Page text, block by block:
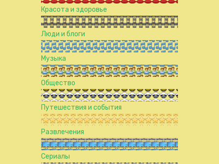
Красота и здоровье
Люди и блоги
Музыка
Общество
Путешествия и события
Развлечения
Сериалы